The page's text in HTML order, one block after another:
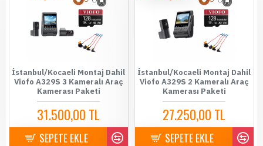
İstanbul/Kocaeli Montaj Dahil
Viofo A329S 3 Kameralı Araç
Kamerası Paketi
31.500,00 TL
SEPETE EKLE
İstanbul/Kocaeli Montaj Dahil
Viofo A329S 2 Kameralı Araç
Kamerası Paketi
27.250,00 TL
SEPETE EKLE